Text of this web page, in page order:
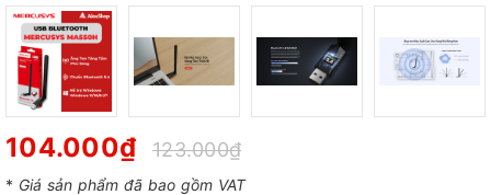
104.000₫ 123.000₫
* Giá sản phẩm đã bao gồm VAT